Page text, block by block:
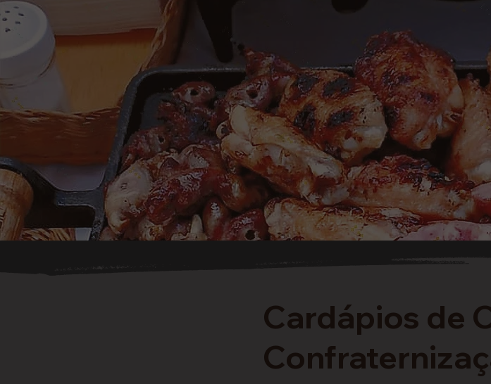
Cardápios de